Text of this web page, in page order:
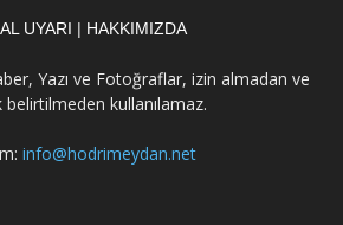
UYARI | HAKKIMIZDA
Yazı ve Fotoğraflar, izin almadan ve
belirtilmeden kullanılamaz.
info@hodrimeydan.net